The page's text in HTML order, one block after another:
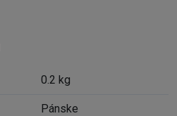
0.2 kg
Pánske